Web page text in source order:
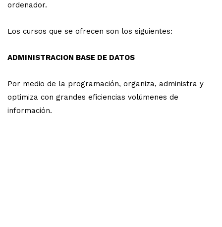
ordenador.
Los cursos que se ofrecen son los siguientes:
ADMINISTRACION BASE DE DATOS
Por medio de la programación, organiza, administra y
optimiza con grandes eficiencias volúmenes de
información.